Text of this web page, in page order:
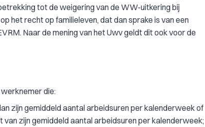
tot de weigering van de WW-uitkering bij
het recht op familieleven, dat dan sprake is van een
Naar de mening van het Uwv geldt dit ook voor de
die:
zijn gemiddeld aantal arbeidsuren per kalenderweek of
zijn gemiddeld aantal arbeidsuren per kalenderweek;